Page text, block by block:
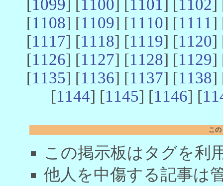
[1099] [1100] [1101] [1102]
[1108] [1109] [1110] [1111]
[1117] [1118] [1119] [1120]
[1126] [1127] [1128] [1129]
[1135] [1136] [1137] [1138]
[1144] [1145] [1146] [
こ
この掲示板はタグを利
他人を中傷する記事は